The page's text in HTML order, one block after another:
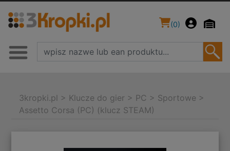
(0)
3kropki.pl > Klucze do gier > PC > Sportowe >
Assetto Corsa (PC) (klucz STEAM)